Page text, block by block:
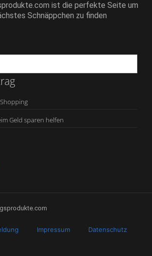
ist die perfekte Seite um
Schnäppchen zu finden
Geld sparen helfen
Impressum Datenschutz